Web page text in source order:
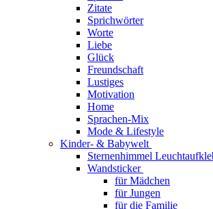
Zitate
Sprichwörter
Worte
Liebe
Glück
Freundschaft
Lustiges
Motivation
Home
Sprachen-Mix
Mode & Lifestyle
Kinder- & Babywelt
Sternenhimmel
Wandsticker
für Mädchen
für Jungen
für die Familie